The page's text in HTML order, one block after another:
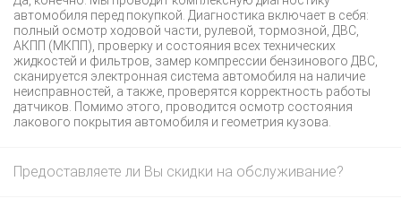
автомобиля перед покупкой. Диагностика включает в себя:
полный осмотр ходовой части, рулевой, тормозной, ДВС,
АКПП (МКПП), проверку и состояния всех технических
жидкостей и фильтров, замер компрессии бензинового ДВС,
сканируется электронная система автомобиля на наличие
неисправностей, а также, проверятся корректность работы
датчиков. Помимо этого, проводится осмотр состояния
лакового покрытия автомобиля и геометрия кузова.
Предоставляете ли Вы скидки на обслуживание?